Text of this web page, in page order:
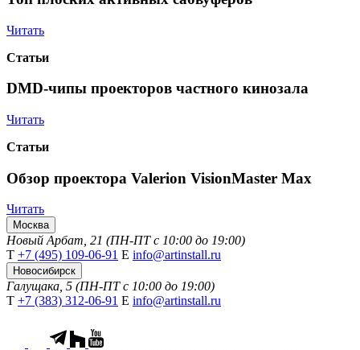
Читать
Статьи
DMD-чипы проекторов частного кинозала
Читать
Статьи
Обзор проектора Valerion VisionMaster Max
Читать
Москва
Новый Арбат, 21 (ПН-ПТ с 10:00 до 19:00)
Т +7 (495) 109-06-91 Е info@artinstall.ru
Новосибирск
Галущака, 5 (ПН-ПТ с 10:00 до 19:00)
Т +7 (383) 312-06-91 Е info@artinstall.ru